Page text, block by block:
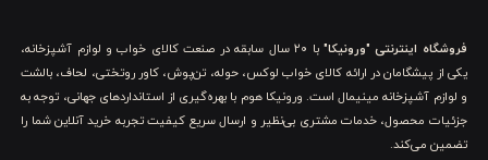
فروشگاه اینترنتی "ورونیکا"
با ۲۰ سال سابقه در صنعت کالای خواب و لوازم آشپزخانه،
یکی از پیشگامان در ارائه کالای خواب لوکس، حوله، تن‌پوش، کاور روتختی، لحاف، بالشت
و لوازم آشپزخانه مینیمال است. ورونیکا هوم با بهره‌گیری از استانداردهای جهانی، توجه به
جزئیات محصول، خدمات مشتری بی‌نظیر و ارسال سریع کیفیت تجربه خرید آنلاین شما را
تضمین می‌کند.